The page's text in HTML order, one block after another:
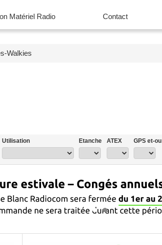
Matériel Radio Contact
Walkies
Utilisation Etanche ATEX GPS et-